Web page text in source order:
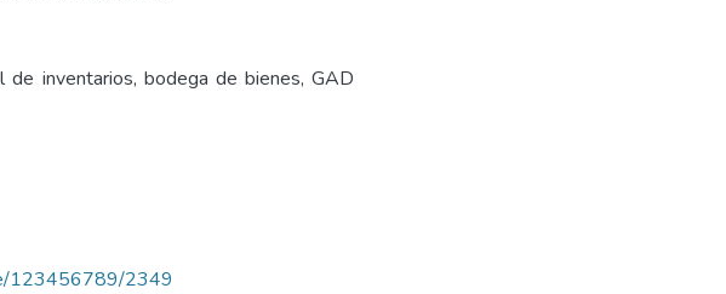
de inventarios, bodega de bienes, GAD
123456789/2349